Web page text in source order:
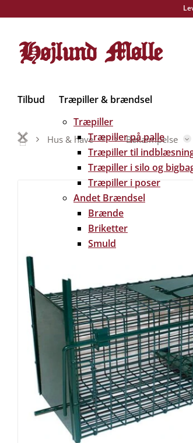
Tilbud
Træpiller & brændsel
Træpiller
Træpiller på palle
Træpiller til
Træpiller i silo og
Træpiller i poser
Andet Brændsel
Brænde
Briketter
Smuld
Hus & have Bekæmpelse